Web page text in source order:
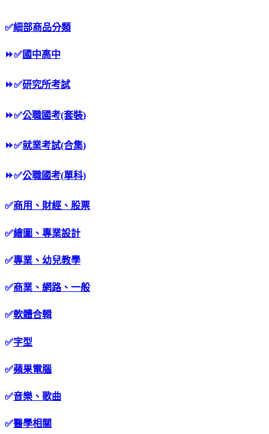
✅細部商品分類
⏩✅國中高中
⏩✅研究所考試
⏩✅公職國考(套裝)
⏩✅就業考試(合集)
⏩✅公職國考(單科)
✅商用、財經、股票
✅繪圖、專業設計
✅專業、幼兒教學
✅商業、網路、一般
✅軟體合輯
✅字型
✅蘋果電腦
✅音樂、歌曲
✅醫學相關